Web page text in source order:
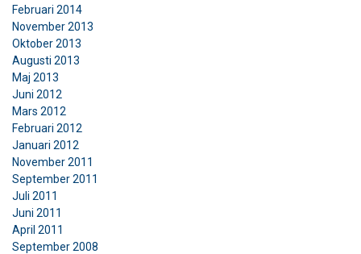
Februari 2014
November 2013
Oktober 2013
Augusti 2013
Maj 2013
Juni 2012
Mars 2012
Februari 2012
Januari 2012
November 2011
September 2011
Juli 2011
Juni 2011
April 2011
September 2008